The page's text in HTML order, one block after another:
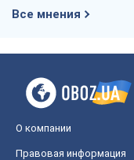
Все мнения
О компании
Правовая информация